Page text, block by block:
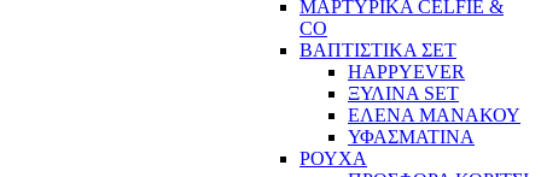
ΜΑΡΤΥΡΙΚΑ CELFIE &
CO
ΒΑΠΤΙΣΤΙΚΑ ΣΕΤ
HAPPYEVER
ΞΥΛΙΝΑ SET
ΕΛΕΝΑ ΜΑΝΑΚΟΥ
ΥΦΑΣΜΑΤΙΝΑ
ΡΟΥΧΑ